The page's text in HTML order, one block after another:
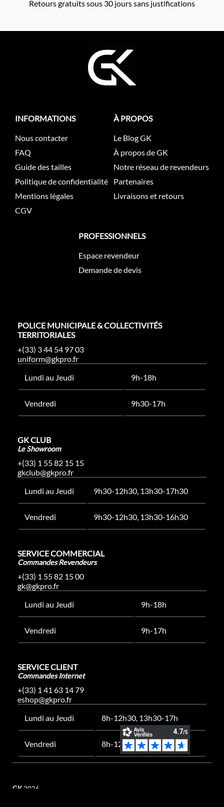
Retours gratuits sous 30 jours sans justifications
INFORMATIONS
Nous contacter
FAQ
Guide des tailles
Politique de confidentialité
Mentions légales
CGV
À PROPOS
Le Blog GK
À propos de GK
Notre réseau de revendeurs
Partenaires
Livraisons et retours
PROFESSIONNELS
Espace revendeur
Demande de devis
POLICE MUNICIPALE & COLLECTIVITÉS
TERRITORIALES
+(33) 3 44 54 97 03
uniform@gkpro.fr
Lundi au Jeudi
9h-18h
Vendredi 9h30-17h
GK CLUB
Le Showroom
+(33) 1 55 82 15 15
gkclub@gkpro.fr
Lundi au Jeudi
9h30-12h30, 13h30-17h30
Vendredi 9h30-12h30, 13h30-16h30
SERVICE COMMERCIAL
Commandes Revendeurs
+(33) 1 55 82 15 00
gk@gkpro.fr
Lundi au Jeudi
9h-18h
Vendredi 9h-17h
SERVICE CLIENT
Commandes Internet
+(33) 1 41 63 14 79
eshop@gkpro.fr
Lundi au Jeudi
8h-12h30, 13h30-17h
Vendredi 8h-12h30, 13h30-16h
GK 2026